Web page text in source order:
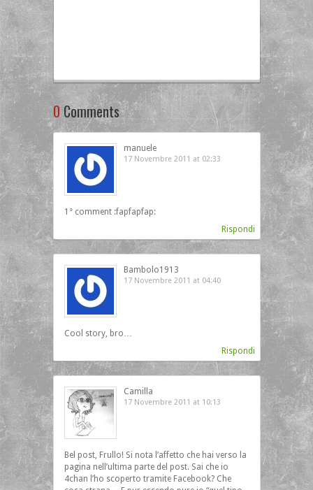
0Comments
manuele
17 Novembre 2011 at 02:33
1° comment :fapfapfap:
Rispondi
Bambolo1913
17 Novembre 2011 at 04:40
Cool story, bro…
Rispondi
Camilla
17 Novembre 2011 at 10:13
Bel post, Frullo! Si nota l’affetto che hai verso la
pagina nell’ultima parte del post. Sai che io
4chan l’ho scoperto tramite Facebook? Che